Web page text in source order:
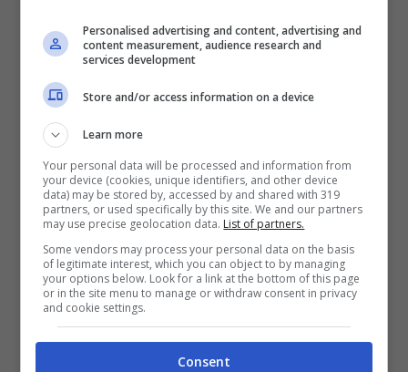
altro colpo di scena.
Cellino teme per il ripescaggio del suo Brescia (Ansa foto) –
Personalised advertising and content, advertising and
content measurement, audience research and
services development
Store and/or access information on a device
Learn more
Your personal data will be processed and information from
your device (cookies, unique identifiers, and other device
data) may be stored by, accessed by and shared with 319
partners, or used specifically by this site. We and our partners
may use precise geolocation data. List of partners.
Some vendors may process your personal data on the basis
of legitimate interest, which you can object to by managing
your options below. Look for a link at the bottom of this page
or in the site menu to manage or withdraw consent in privacy
and cookie settings.
Consent